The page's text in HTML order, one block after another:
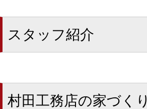
スタッフ紹介
村田工務店の家づくり